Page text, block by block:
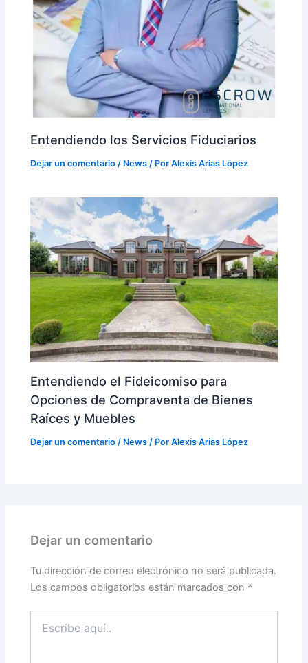
Entendiendo los Servicios Fiduciarios
Dejar un comentario / News / PorAlexis Arias López
Entendiendo el Fideicomiso para
Opciones de Compraventa de Bienes
Raíces y Muebles
Dejar un comentario / News / PorAlexis Arias López
Dejar un comentario
Tu dirección de correo electrónico no será publicada.
Los campos obligatorios están marcados con *
aquí..